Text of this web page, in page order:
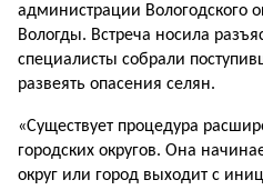
администрации Вологодского
Вологды. Встреча носила
специалисты собрали
развеять опасения селян.
«Существует процедура
городских округов. Она
округ или город выходит с